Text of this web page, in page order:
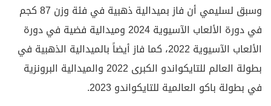
وسبق لسليمي أن فاز بميدالية ذهبية في فئة وزن 87 كجم
في دورة الألعاب الآسيوية 2024 وميدالية فضية في دورة
الألعاب الآسيوية 2022، كما فاز أيضاً بالميدالية الذهبية في
بطولة العالم للتايكواندو الكبرى 2022 والميدالية البرونزية
في بطولة باكو العالمية للتايكواندو 2023.